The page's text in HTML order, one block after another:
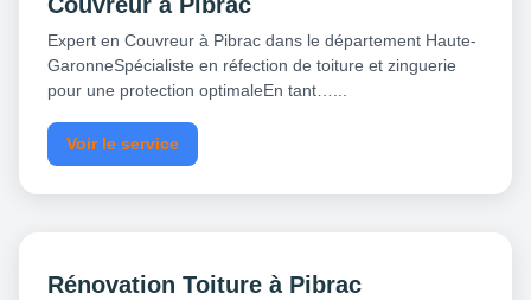
Expert en Couvreur à Pibrac dans le département Haute-
GaronneSpécialiste en réfection de toiture et zinguerie
pour une protection optimaleEn tant…...
Voir le service
Rénovation Toiture à Pibrac